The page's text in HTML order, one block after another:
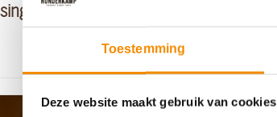
Toestemming
Deze website maakt gebruik van cookies
organiseren